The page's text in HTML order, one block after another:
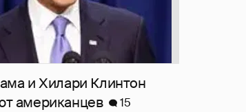
и Хилари Клинтон
американцев
15